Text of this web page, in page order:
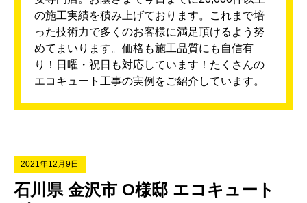
の施工実績を積み上げております。これまで培
った技術力で多くのお客様に満足頂けるよう努
めてまいります。価格も施工品質にも自信有
り！日曜・祝日も対応しています！たくさんの
エコキュート工事の実例をご紹介しています。
2021年12月9日
石川県 金沢市 O様邸 エコキュート